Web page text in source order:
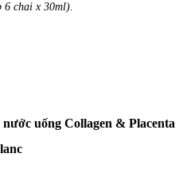
6 chai x 30ml).
uống Collagen & Placenta